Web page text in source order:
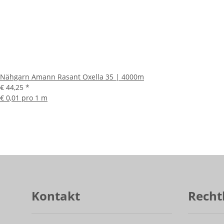
Nähgarn Amann Rasant Oxella 35 | 4000m
€ 44,25 *
€ 0,01 pro 1 m
Kontakt